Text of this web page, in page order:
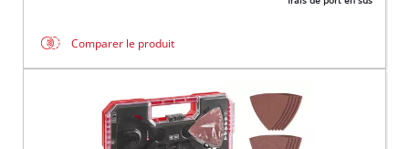
Comparer le produit